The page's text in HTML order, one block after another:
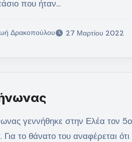
που ήταν…
Δρακοπούλου 27 Μαρτίου 2022
Για το θάνατο του αναφέρεται ότι